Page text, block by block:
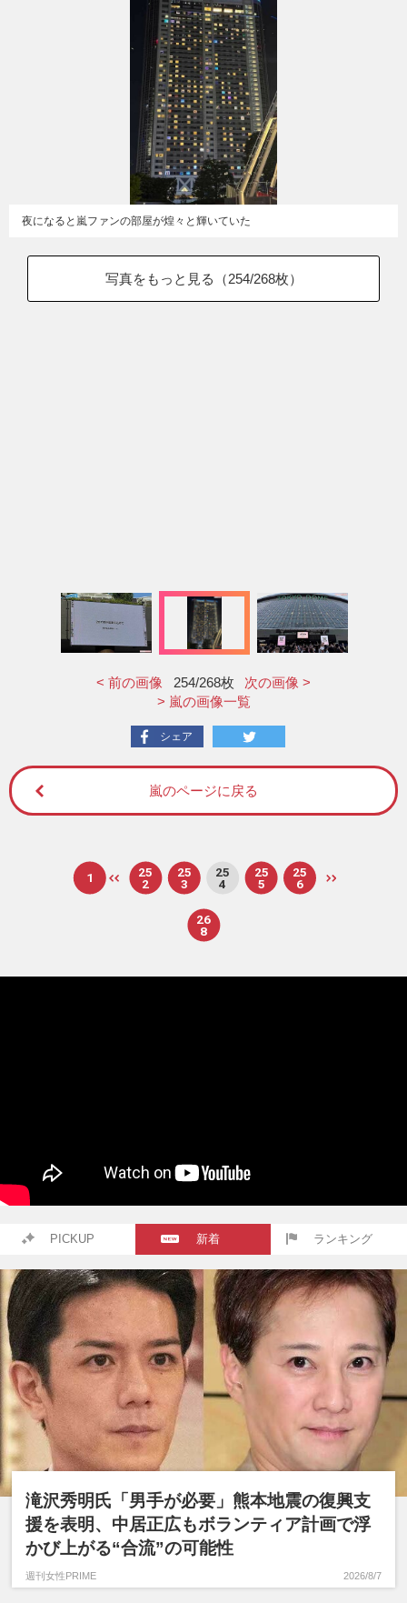
夜になると嵐ファンの部屋が煌々と輝いていた
写真をもっと見る（254/268枚）
< 前の画像 254/268枚
次の画像 >
> 嵐の画像一覧
シェア
嵐のページに戻る
1
25
2
25
3
25
4
25
5
25
6
26
8
PICKUP 新着 ランキング
滝沢秀明氏「男手が必要」熊本地震の復興支
援を表明、中居正広もボランティア計画で浮
かび上がる“合流”の可能性
週刊女性PRIME 2026/8/7